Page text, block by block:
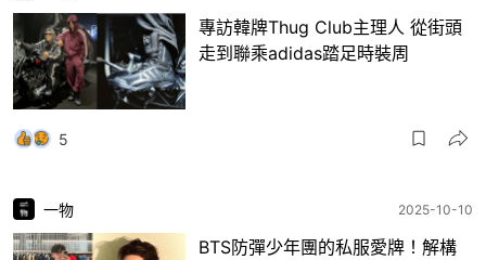
專訪韓牌Thug Club主理人 從街頭
走到聯乘adidas踏足時裝周
5
一物 2025-10-10
BTS防彈少年團的私服愛牌！解構